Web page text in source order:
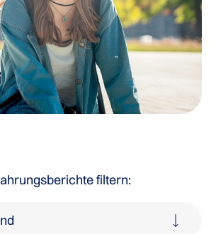
filtern: